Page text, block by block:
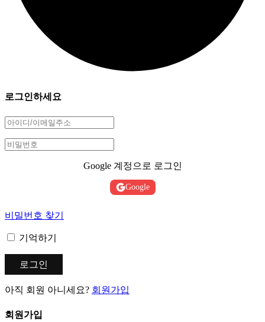
로그인하세요
Google 계정으로 로그인
Google
비밀번호 찾기
기억하기
아직 회원 아니세요? 회원가입
회원가입